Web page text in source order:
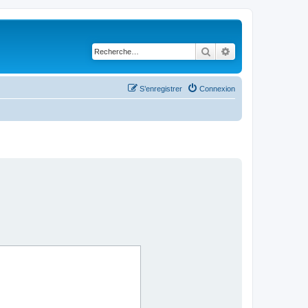
Rechercher
Connexion
S’enregistrer